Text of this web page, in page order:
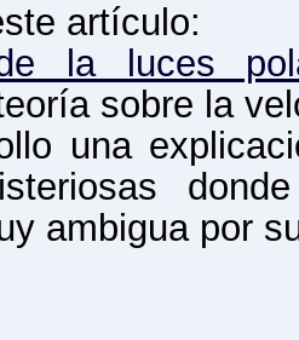
artículo:
la luces
sobre la
una
ambigua por